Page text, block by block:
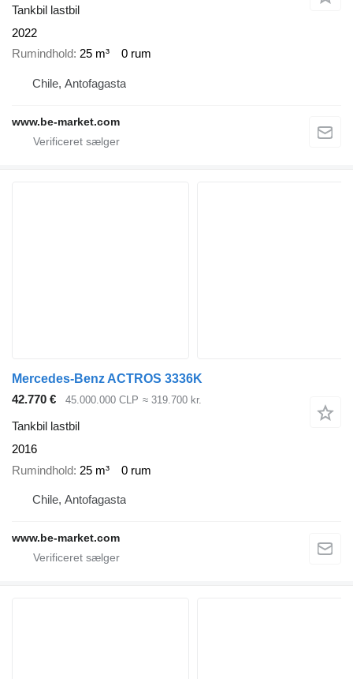
Tankbil lastbil
2022
Rumindhold 25 m³ 0 rum
Chile, Antofagasta
www.be-market.com
Mercedes-Benz ACTROS 3336K
42.770 €
45.000.000 CLP ≈ 319.700 kr.
Tankbil lastbil
2016
Rumindhold 25 m³ 0 rum
Chile, Antofagasta
www.be-market.com